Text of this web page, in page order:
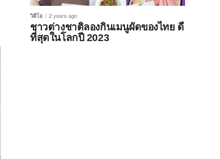
วิดีโอ 2 years ago
ชาวต่างชาติลองกินเมนูผัดของไทย ดี
ที่สุดในโลกปี 2023